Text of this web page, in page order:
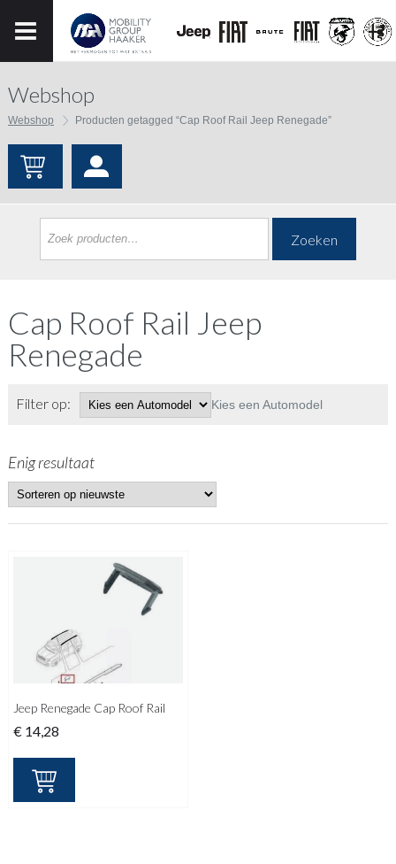
Webshop
Webshop Producten getagged “Cap Roof Rail Jeep Renegade”
Zoeken
Cap Roof Rail Jeep
Renegade
Filter op: Kies een Automodel
Enig resultaat
Jeep Renegade Cap Roof Rail
€ 14,28